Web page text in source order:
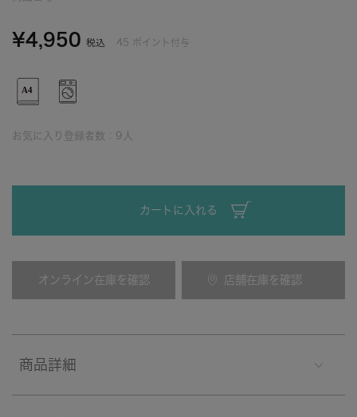
¥4,950 税込 45 ポイント付与
お気に入り登録者数： 9 人
カートに入れる
オンライン在庫を確認 店舗在庫を確認
商品詳細